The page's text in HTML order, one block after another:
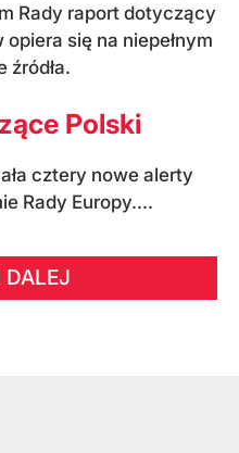
Rady raport dotyczący
się na niepełnym
źródła.
Polski
cztery nowe alerty
Rady Europy....
DALEJ